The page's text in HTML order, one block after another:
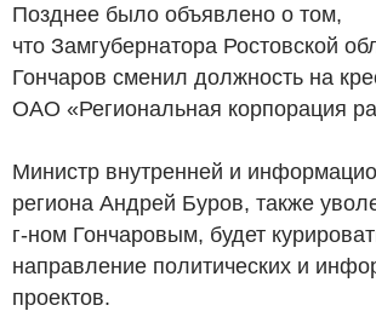
Позднее было объявлено о том,
что Замгубернатора Ростовской
Гончаров сменил должность на
ОАО «Региональная корпорация
Министр внутренней и
региона Андрей Буров, также
г-ном Гончаровым, будет
направление политических и
проектов.